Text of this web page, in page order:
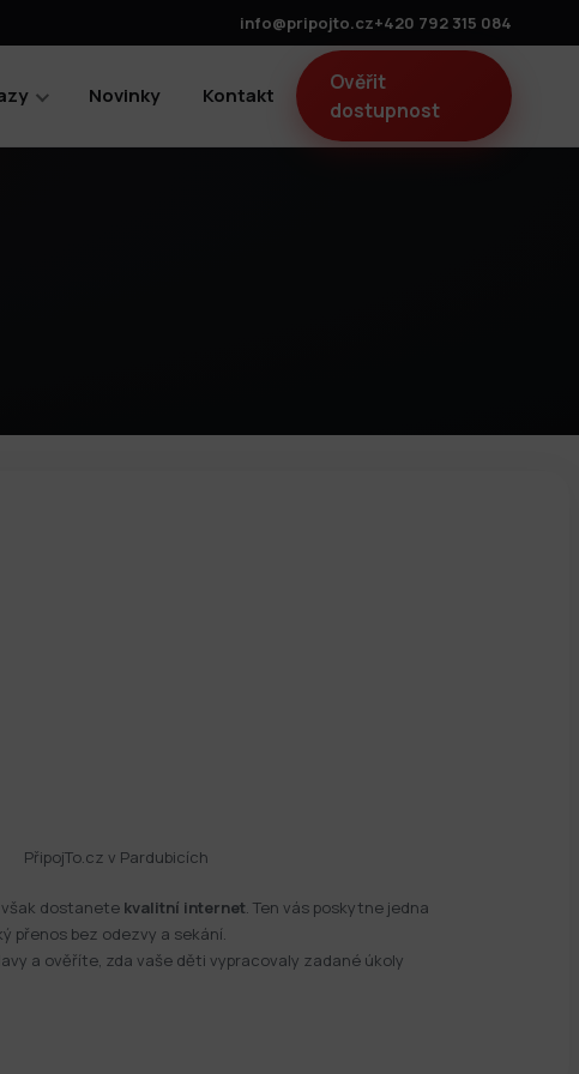
info@pripojto.cz+420 792 315 084
Novinky Kontakt
Ověřit
dostupnost
PřipojTo.cz v Pardubicích
však dostanete kvalitní internet. Ten vás poskytne jedna
přenos bez odezvy a sekání.
a ověříte, zda vaše děti vypracovaly zadané úkoly